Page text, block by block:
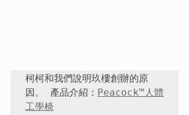
柯柯和我們說明玖樓創辦的原
因。 產品介紹： Peacock™人體
工學椅